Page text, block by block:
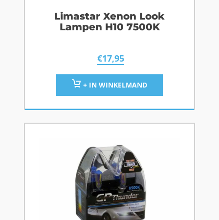
Limastar Xenon Look
Lampen H10 7500K
€17,95
+ IN WINKELMAND